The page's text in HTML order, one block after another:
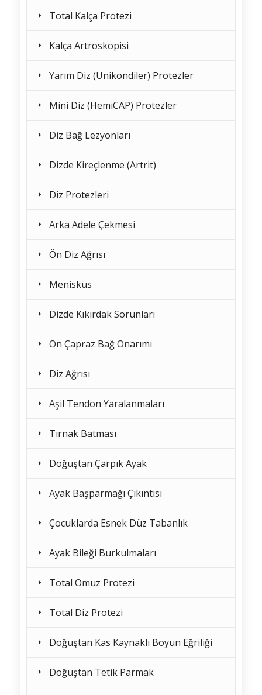
Total Kalça Protezi
Kalça Artroskopisi
Yarım Diz (Unikondiler) Protezler
Mini Diz (HemiCAP) Protezler
Diz Bağ Lezyonları
Dizde Kireçlenme (Artrit)
Diz Protezleri
Arka Adele Çekmesi
Ön Diz Ağrısı
Menisküs
Dizde Kıkırdak Sorunları
Ön Çapraz Bağ Onarımı
Diz Ağrısı
Aşil Tendon Yaralanmaları
Tırnak Batması
Doğuştan Çarpık Ayak
Ayak Başparmağı Çıkıntısı
Çocuklarda Esnek Düz Tabanlık
Ayak Bileği Burkulmaları
Total Omuz Protezi
Total Diz Protezi
Doğuştan Kas Kaynaklı Boyun Eğriliği
Doğuştan Tetik Parmak